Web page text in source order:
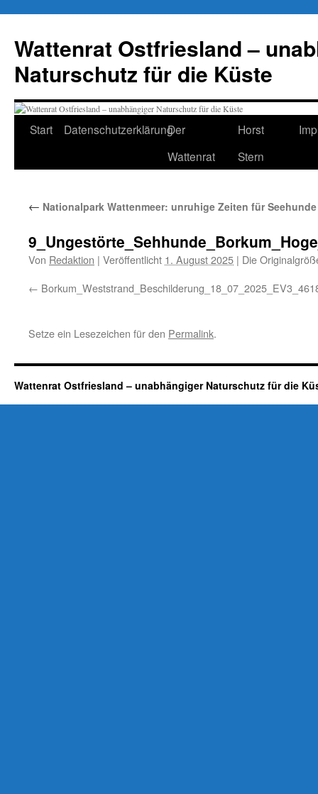
springen
Wattenrat Ostfriesland –
Naturschutz für die Küste
Start DatenschutzerklärungDer
Wattenrat
Horst
Stern
← Nationalpark Wattenmeer: unruhige Zeiten für Seehunde
Von Redaktion | Veröffentlicht 1. August 2025 | Die
Setze ein Lesezeichen für den Permalink.
Wattenrat Ostfriesland – unabhängiger Naturschutz für die